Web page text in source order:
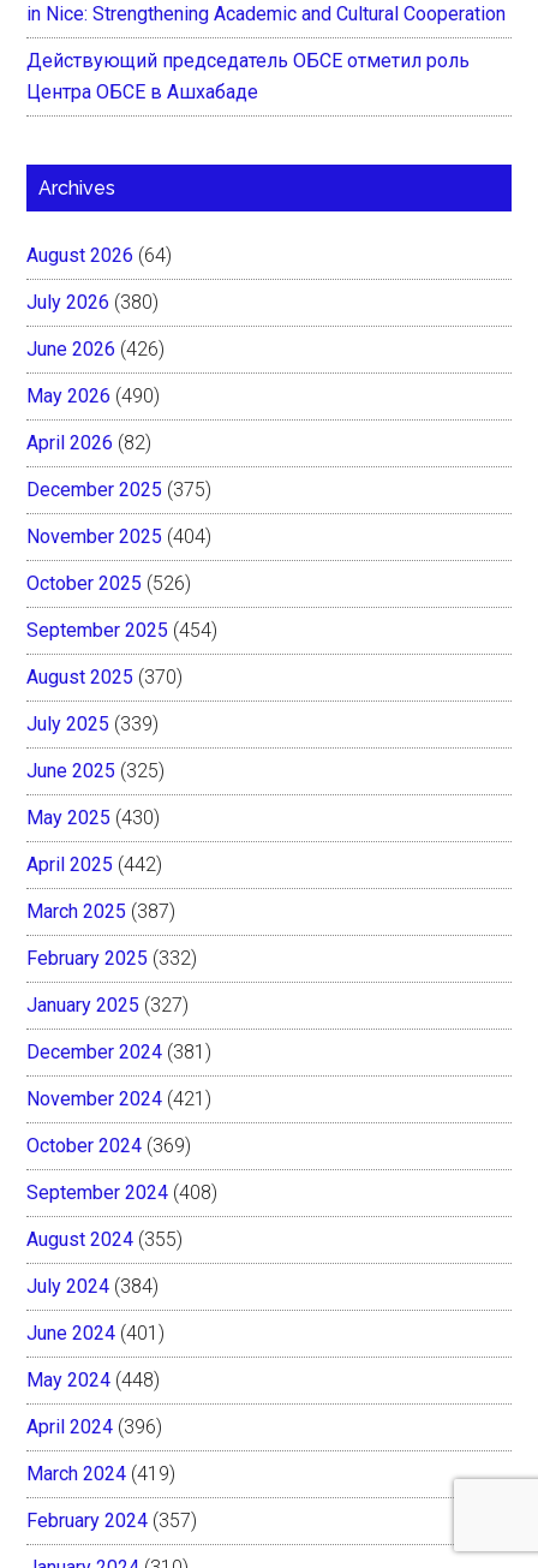
in Nice: Strengthening Academic and Cultural Cooperation
Действующий председатель ОБСЕ отметил роль
Центра ОБСЕ в Ашхабаде
Archives
August 2026 (64)
July 2026 (380)
June 2026 (426)
May 2026 (490)
April 2026 (82)
December 2025 (375)
November 2025 (404)
October 2025 (526)
September 2025 (454)
August 2025 (370)
July 2025 (339)
June 2025 (325)
May 2025 (430)
April 2025 (442)
March 2025 (387)
February 2025 (332)
January 2025 (327)
December 2024 (381)
November 2024 (421)
October 2024 (369)
September 2024 (408)
August 2024 (355)
July 2024 (384)
June 2024 (401)
May 2024 (448)
April 2024 (396)
March 2024 (419)
February 2024 (357)